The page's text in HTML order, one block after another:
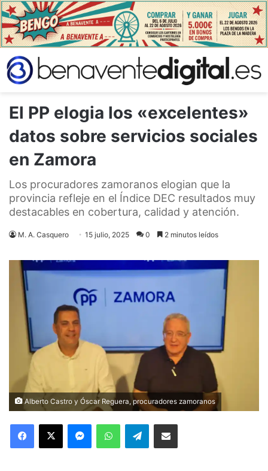
El PP elogia los «excelentes»
datos sobre servicios sociales
en Zamora
Los procuradores zamoranos elogian que la
provincia refleje en el Índice DEC resultados muy
destacables en cobertura, calidad y atención.
M. A. Casquero 15 julio, 2025 0 2 minutos leídos
Alberto Castro y Óscar Reguera, procuradores zamoranos
Facebook
X MessengerWhatsAppTelegramCompartir via Email